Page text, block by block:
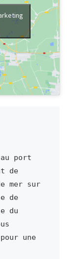
port
de
mer sur
de
du
une